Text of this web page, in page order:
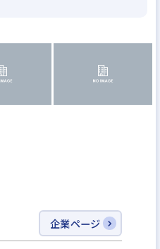
事業を推進し、各種プロ
を活性化させるCtoCプラ
しい仕組みの不動産クラ
企業ページ